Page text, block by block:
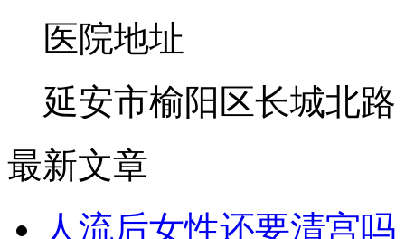
医院地址
延安市榆阳区长城北路
最新文章
人流后女性还要清宫吗